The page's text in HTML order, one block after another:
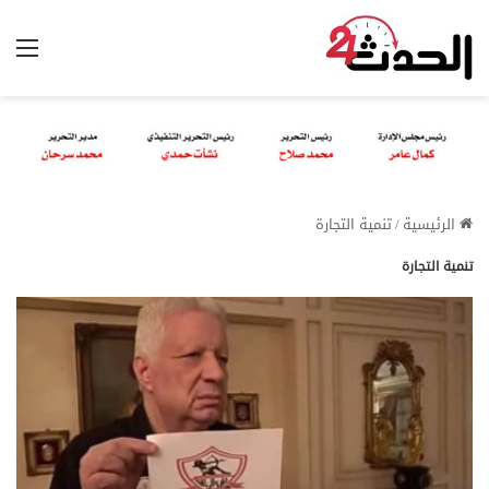
الرئيسية/تنمية التجارة
تنمية التجارة